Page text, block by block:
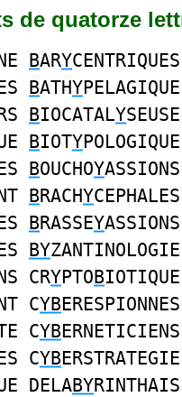
de quatorze
BARYCENTRIQUES
BATHYPELAGIQUE
BIOCATALYSEUSE
BIOTYPOLOGIQUE
BOUCHOYASSIONS
BRACHYCEPHALES
BRASSEYASSIONS
BYZANTINOLOGIE
CRYPTOB
CYB
CYB
CYB
DELABY